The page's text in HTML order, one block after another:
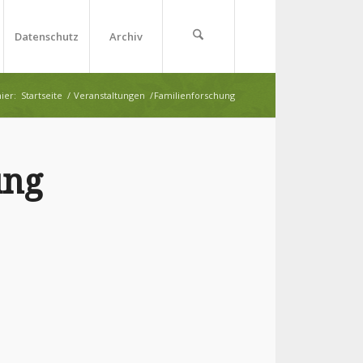
Datenschutz Archiv
Startseite / Veranstaltungen /Familienforschung